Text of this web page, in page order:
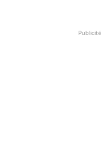
Publicité